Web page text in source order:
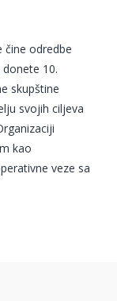
čine odredbe
10.
skupštine
svojih ciljeva
kao
veze sa